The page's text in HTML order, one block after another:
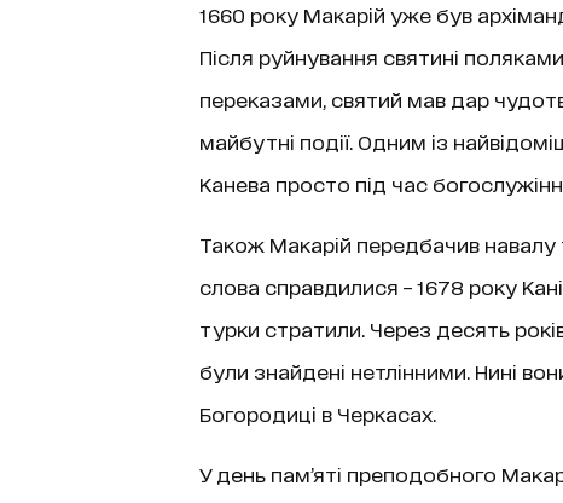
1660 року Макарій уже був
Після руйнування святині
переказами, святий мав дар
майбутні події. Одним із
Канева просто під час
Також Макарій передбачив навалу
слова справдилися – 1678 року
турки стратили. Через десять
були знайдені нетлінними. Нині
Богородиці в Черкасах.
У день пам’яті преподобного